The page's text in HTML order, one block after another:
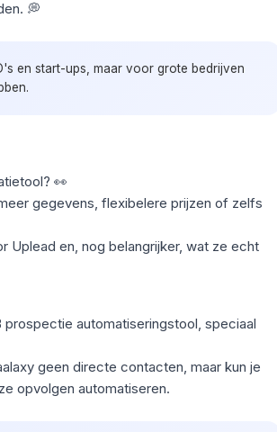
💭
en start-ups, maar voor grote bedrijven
? 👀
gegevens, flexibelere prijzen of zelfs
Uplead en, nog belangrijker, wat ze echt
prospectie automatiseringstool, speciaal
geen directe contacten, maar kun je
opvolgen automatiseren.